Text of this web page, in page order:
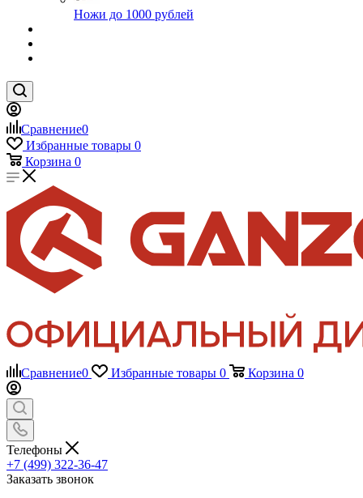
Ножи до 1000 рублей
Сравнение0
Избранные товары 0
Корзина 0
Сравнение0 Избранные товары 0 Корзина 0
Телефоны
+7 (499) 322-36-47
Заказать звонок